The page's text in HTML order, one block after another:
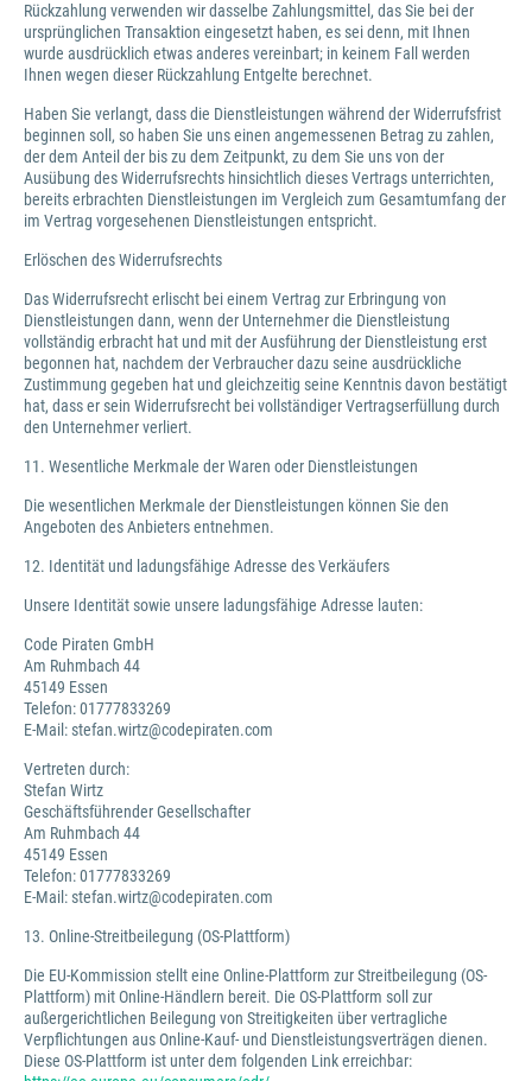
Rückzahlung verwenden wir dasselbe Zahlungsmittel, das Sie bei der
ursprünglichen Transaktion eingesetzt haben, es sei denn, mit Ihnen
wurde ausdrücklich etwas anderes vereinbart; in keinem Fall werden
Ihnen wegen dieser Rückzahlung Entgelte berechnet.
Haben Sie verlangt, dass die Dienstleistungen während der Widerrufsfrist
beginnen soll, so haben Sie uns einen angemessenen Betrag zu zahlen,
der dem Anteil der bis zu dem Zeitpunkt, zu dem Sie uns von der
Ausübung des Widerrufsrechts hinsichtlich dieses Vertrags unterrichten,
bereits erbrachten Dienstleistungen im Vergleich zum Gesamtumfang der
im Vertrag vorgesehenen Dienstleistungen entspricht.
Erlöschen des Widerrufsrechts
Das Widerrufsrecht erlischt bei einem Vertrag zur Erbringung von
Dienstleistungen dann, wenn der Unternehmer die Dienstleistung
vollständig erbracht hat und mit der Ausführung der Dienstleistung erst
begonnen hat, nachdem der Verbraucher dazu seine ausdrückliche
Zustimmung gegeben hat und gleichzeitig seine Kenntnis davon bestätigt
hat, dass er sein Widerrufsrecht bei vollständiger Vertragserfüllung durch
den Unternehmer verliert.
11. Wesentliche Merkmale der Waren oder Dienstleistungen
Die wesentlichen Merkmale der Dienstleistungen können Sie den
Angeboten des Anbieters entnehmen.
12. Identität und ladungsfähige Adresse des Verkäufers
Unsere Identität sowie unsere ladungsfähige Adresse lauten:
Code Piraten GmbH
Am Ruhmbach 44
45149 Essen
Telefon: 01777833269
E-Mail: stefan.wirtz@codepiraten.com
Vertreten durch:
Stefan Wirtz
Geschäftsführender Gesellschafter
Am Ruhmbach 44
45149 Essen
Telefon: 01777833269
E-Mail: stefan.wirtz@codepiraten.com
13. Online-Streitbeilegung (OS-Plattform)
Die EU-Kommission stellt eine Online-Plattform zur Streitbeilegung (OS-
Plattform) mit Online-Händlern bereit. Die OS-Plattform soll zur
außergerichtlichen Beilegung von Streitigkeiten über vertragliche
Verpflichtungen aus Online-Kauf- und Dienstleistungsverträgen dienen.
Diese OS-Plattform ist unter dem folgenden Link erreichbar: